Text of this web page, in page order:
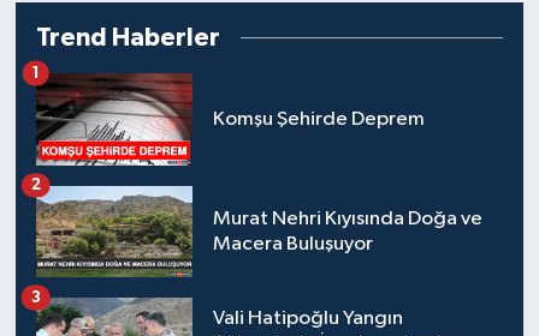
Trend Haberler
Komşu Şehirde Deprem
1
Murat Nehri Kıyısında Doğa ve
Macera Buluşuyor
2
Vali Hatipoğlu Yangın
3